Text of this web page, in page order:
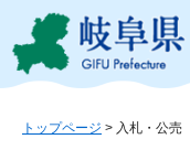
ジ
ュ
トップページ > 入札・公売